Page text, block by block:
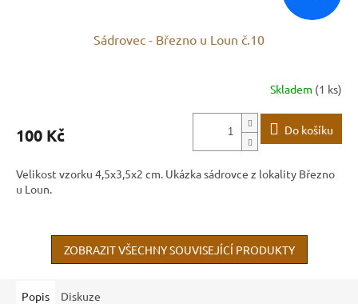
Sádrovec - Březno u Loun č.10
Skladem (1 ks)
100 Kč Do košíku
Velikost vzorku 4,5x3,5x2 cm. Ukázka sádrovce z lokality Březno
u Loun.
ZOBRAZIT VŠECHNY SOUVISEJÍCÍ PRODUKTY
Popis Diskuze